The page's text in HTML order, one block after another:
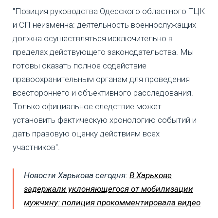
"Позиция руководства Одесского областного ТЦК
и СП неизменна: деятельность военнослужащих
должна осуществляться исключительно в
пределах действующего законодательства. Мы
готовы оказать полное содействие
правоохранительным органам для проведения
всестороннего и объективного расследования.
Только официальное следствие может
установить фактическую хронологию событий и
дать правовую оценку действиям всех
участников".
Новости Харькова сегодня: В Харькове
задержали уклоняющегося от мобилизации
мужчину: полиция прокомментировала видео